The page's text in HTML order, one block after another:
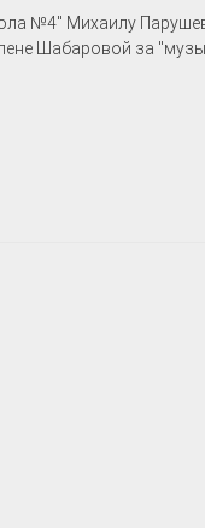
№4" Михаилу
Шабаровой за